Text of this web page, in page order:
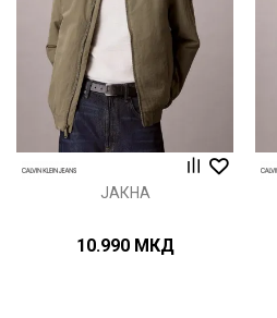
ЈАКНА
10.990 МКД